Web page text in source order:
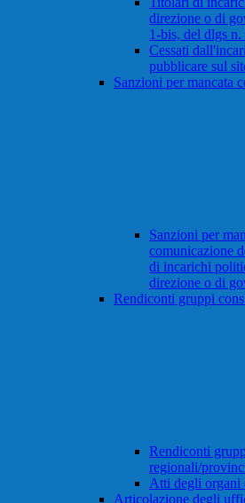
direzione o di
1-bis, del dlgs
Cessati
pubblicare sul
Sanzioni per mancata
Sanzioni per
comunicazione
di incarichi
direzione o di
Rendiconti gruppi
Rendiconti
regionali/
Atti degli organi
Articolazione degli